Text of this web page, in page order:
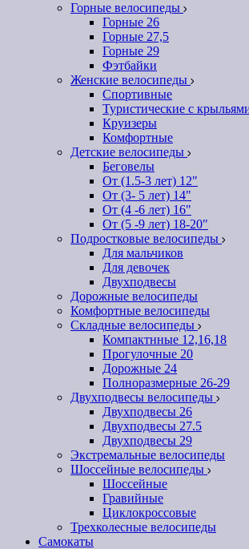
Горные велосипеды
Горные 26
Горные 27,5
Горные 29
Фэтбайки
Женские велосипеды
Спортивные
Туристические с
Круизеры
Комфортные
Детские велосипеды
Беговелы
От (1.5-3 лет) 12"
От (3- 5 лет) 14"
От (4 -6 лет) 16"
От (5 -9 лет) 18-20"
Подростковые велосипеды
Для мальчиков
Для девочек
Двухподвесы
Дорожные велосипеды
Комфортные велосипеды
Складные велосипеды
Компактнные 12,16,18
Прогулочные 20
Дорожные 24
Полноразмерные 26-29
Двухподвесы велосипеды
Двухподвесы 26
Двухподвесы 27.5
Двухподвесы 29
Экстремальные велосипеды
Шоссейные велосипеды
Шоссейные
Гравийные
Циклокроссовые
Трехколесные велосипеды
Самокаты